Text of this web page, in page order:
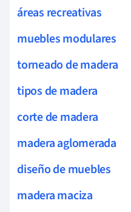
áreas recreativas
muebles modulares
torneado de madera
tipos de madera
corte de madera
madera aglomerada
diseño de muebles
madera maciza